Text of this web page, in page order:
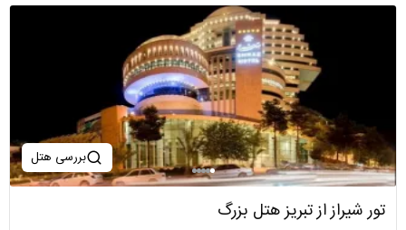
بررسی هتل
تور شیراز از تبریز هتل بزرگ